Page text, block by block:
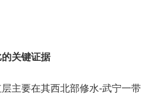
关键证据
要在其西北部修水-武宁一带